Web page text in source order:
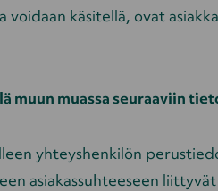
käsitellä, ovat
muun muassa seuraaviin
yhteyshenkilön
asiakassuhteeseen